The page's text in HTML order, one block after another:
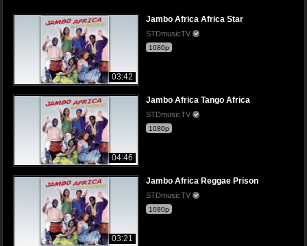
03:42
Jambo Africa Africa Star
STDmusicTV
1080p
04:46
Jambo Africa Tango Africa
STDmusicTV
1080p
03:21
Jambo Africa Reggae Prison
STDmusicTV
1080p